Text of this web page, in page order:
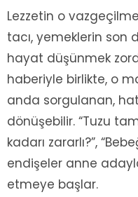
Lezzetin o
tacı, yemeklerin son
hayat düşünmek
haberiyle birlikte, o
anda sorgulanan,
dönüşebilir. “Tuzu
kadarı zararlı?”,
endişeler anne
etmeye başlar.